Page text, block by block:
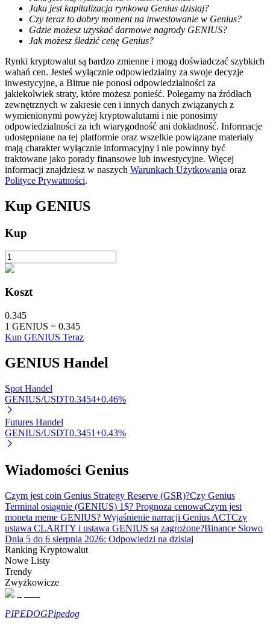
Blokady BTR
Ekskluzywne inwestycje dla posiadaczy BTR
Pożyczki
Automatyczna inwestycja
Naucz się stakingu
Dowiedz się, jak uzyskać dochód pasywny
Bitrue
AI
Jaka jest kapitalizacja rynkowa Genius dzisiaj?
Czy teraz to dobry moment na inwestowanie w Genius?
Gdzie możesz uzyskać darmowe nagrody GENIUS?
Jak możesz śledzić cenę Genius?
Rynki kryptowalut są bardzo zmienne i mogą doświadczać szybkich
wahań cen. Jesteś wyłącznie odpowiedzialny za swoje decyzje
inwestycyjne, a Bitrue nie ponosi odpowiedzialności za
jakiekolwiek straty, które możesz ponieść. Polegamy na źródłach
zewnętrznych w zakresie cen i innych danych związanych z
wymienionymi powyżej kryptowalutami i nie ponosimy
odpowiedzialności za ich wiarygodność ani dokładność. Informacje
udostępniane na tej platformie oraz wszelkie powiązane materiały
mają charakter wyłącznie informacyjny i nie powinny być
traktowane jako porady finansowe lub inwestycyjne. Więcej
informacji znajdziesz w naszych Warunkach Użytkowania oraz
Polityce Prywatności.
Kup GENIUS
Kup
Koszt
0.345
1 GENIUS = 0.345
Kup GENIUS Teraz
GENIUS Handel
Spot Handel
GENIUS/USDT0.3454+0.46%
Futures Handel
GENIUS/USDT0.3451+0.43%
Wiadomości Genius
Czym jest coin Genius Strategy Reserve (GSR)?Czy Genius
Terminal osiągnie (GENIUS) 1$? Prognoza cenowaCzym jest
moneta meme GENIUS? Wyjaśnienie narracji Genius ACTCzy
ustawa CLARITY i ustawa GENIUS są zagrożone?Binance Słowo
Dnia 5 do 6 sierpnia 2026: Odpowiedzi na dzisiaj
Ranking Kryptowalut
Nowe Listy
Trendy
Zwyżkowicze
PIPEDOGPipedog